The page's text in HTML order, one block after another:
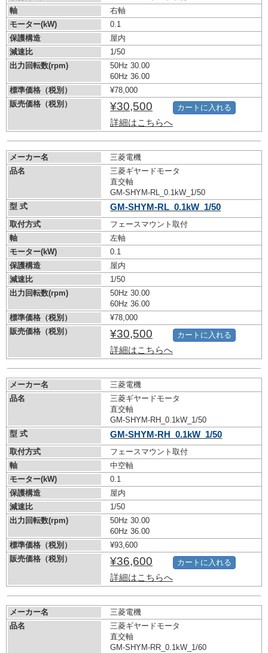
軸
右軸
モーター(kW)
0.1
保護構造
屋内
減速比
1/50
出力回転数(rpm)
50Hz 30.00
60Hz 36.00
標準価格（税別）
¥78,000
販売価格（税別）
¥30,500
詳細はこちらへ
カートに入れる
メーカー名
三菱電機
品名
三菱ギヤードモータ
直交軸
GM-SHYM-RL_0.1kW_1/50
型 式
GM-SHYM-RL_0.1kW_1/50
取付方式
フェースマウント取付
軸
左軸
モーター(kW)
0.1
保護構造
屋内
減速比
1/50
出力回転数(rpm)
50Hz 30.00
60Hz 36.00
標準価格（税別）
¥78,000
販売価格（税別）
¥30,500
詳細はこちらへ
カートに入れる
メーカー名
三菱電機
品名
三菱ギヤードモータ
直交軸
GM-SHYM-RH_0.1kW_1/50
型 式
GM-SHYM-RH_0.1kW_1/50
取付方式
フェースマウント取付
軸
中空軸
モーター(kW)
0.1
保護構造
屋内
減速比
1/50
出力回転数(rpm)
50Hz 30.00
60Hz 36.00
標準価格（税別）
¥93,600
販売価格（税別）
¥36,600
詳細はこちらへ
カートに入れる
メーカー名
三菱電機
品名
三菱ギヤードモータ
直交軸
GM-SHYM-RR_0.1kW_1/60